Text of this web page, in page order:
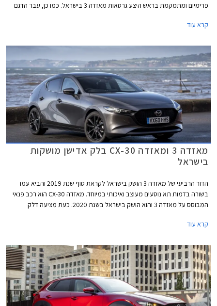
פרימיום ומתמקמת בראש היצע גרסאות מאזדה 3 בישראל. כמו כן, עבר הדגם
קרא עוד
מאזדה 3 ומאזדה CX-30 בלק אדישן מושקות
בישראל
הדור הרביעי של מאזדה 3 הושק בישראל לקראת סוף שנת 2019 והביא עמו
בשורה בדמות תא נוסעים מעוצב ואיכותי במיוחד. מאזדה CX-30 הוא רכב פנאי
המבוסס על מאזדה 3 והוא הושק בישראל בשנת 2020. כעת מציעה דלק
בלק אדישן (Black Edition) כאופציה.
קרא עוד